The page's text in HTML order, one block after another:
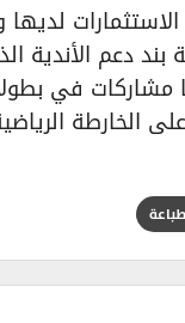
لديها
مشاركات في
الخارطة
طباعة